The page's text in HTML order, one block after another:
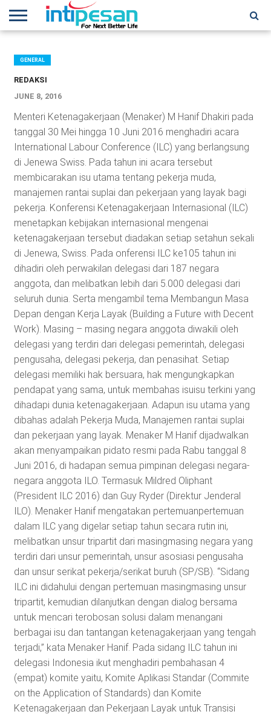
NEWS
CONFERENCES
TRAINING
IPSHOW
EVENT
IP
NETWORK
MORE
GENERAL
REDAKSI
JUNE 8, 2016
Menteri Ketenagakerjaan (Menaker) M Hanif Dhakiri pada
tanggal 30 Mei hingga 10 Juni 2016 menghadiri acara
International Labour Conference (ILC) yang berlangsung
di Jenewa Swiss. Pada tahun ini acara tersebut
membicarakan isu utama tentang pekerja muda,
manajemen rantai suplai dan pekerjaan yang layak bagi
pekerja. Konferensi Ketenagakerjaan Internasional (ILC)
menetapkan kebijakan internasional mengenai
ketenagakerjaan tersebut diadakan setiap setahun sekali
di Jenewa, Swiss. Pada onferensi ILC ke­105 tahun ini
dihadiri oleh perwakilan delegasi dari 187 negara
anggota, dan melibatkan lebih dari 5.000 delegasi dari
seluruh dunia. Serta mengambil tema Membangun Masa
Depan dengan Kerja Layak (Building a Future with Decent
Work). Masing­ – masing negara anggota diwakili oleh
delegasi yang terdiri dari delegasi pemerintah, delegasi
pengusaha, delegasi pekerja, dan penasihat. Setiap
delegasi memiliki hak bersuara, hak mengungkapkan
pendapat yang sama, untuk membahas isu­isu terkini yang
dihadapi dunia ketenagakerjaan. Adapun isu utama yang
dibahas adalah Pekerja Muda, Manajemen rantai suplai
dan pekerjaan yang layak. Menaker M Hanif dijadwalkan
akan menyampaikan pidato resmi pada Rabu tanggal 8
Juni 2016, di hadapan semua pimpinan delegasi negara­
negara anggota ILO. Termasuk Mildred Oliphant
(President ILC 2016) dan Guy Ryder (Direktur Jenderal
ILO). Menaker Hanif mengatakan pertemuan­pertemuan
dalam ILC yang digelar setiap tahun secara rutin ini,
melibatkan unsur tripartit dari masing­masing negara yang
terdiri dari unsur pemerintah, unsur asosiasi pengusaha
dan unsur serikat pekerja/serikat buruh (SP/SB). “Sidang
ILC ini didahului dengan pertemuan masing­masing unsur
tripartit, kemudian dilanjutkan dengan dialog bersama
untuk mencari terobosan solusi dalam menangani
berbagai isu dan tantangan ketenagakerjaan yang tengah
terjadi,” kata Menaker Hanif. Pada sidang ILC tahun ini
delegasi Indonesia ikut menghadiri pembahasan 4
(empat) komite yaitu, Komite Aplikasi Standar (Commite
on the Application of Standards) dan Komite
Ketenagakerjaan dan Pekerjaan Layak untuk Transisi